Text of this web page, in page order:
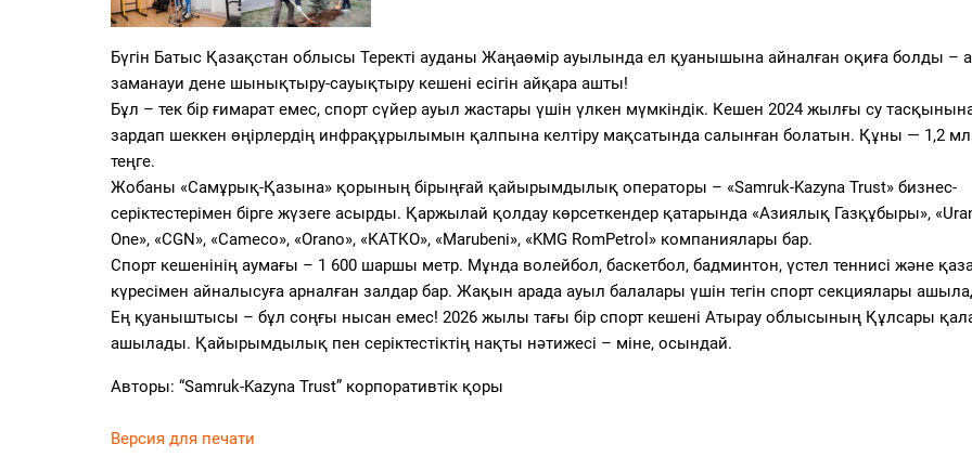
Бүгін Батыс Қазақстан облысы Теректі ауданы Жаңаөмір ауылында ел қуанышына айналған оқиға болды –
заманауи дене шынықтыру-сауықтыру кешені есігін айқара ашты!
Бұл – тек бір ғимарат емес, спорт сүйер ауыл жастары үшін үлкен мүмкіндік. Кешен 2024 жылғы су
зардап шеккен өңірлердің инфрақұрылымын қалпына келтіру мақсатында салынған болатын. Құны — 1,2
теңге.
Жобаны «Самұрық-Қазына» қорының бірыңғай қайырымдылық операторы – «Samruk-Kazyna Trust» бизнес-
серіктестерімен бірге жүзеге асырды. Қаржылай қолдау көрсеткендер қатарында «Азиялық Газқұбыры»,
One», «CGN», «Cameco», «Orano», «КАТКО», «Marubeni», «KMG RomPetrol» компаниялары бар.
Спорт кешенінің аумағы – 1 600 шаршы метр. Мұнда волейбол, баскетбол, бадминтон, үстел теннисі және
күресімен айналысуға арналған залдар бар. Жақын арада ауыл балалары үшін тегін спорт секциялары
Ең қуаныштысы – бұл соңғы нысан емес! 2026 жылы тағы бір спорт кешені Атырау облысының Құлсары
ашылады. Қайырымдылық пен серіктестіктің нақты нәтижесі – міне, осындай.
Авторы: “Samruk-Kazyna Trust” корпоративтік қоры
Версия для печати